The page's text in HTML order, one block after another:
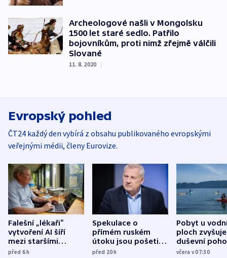
Archeologové našli v Mongolsku
1500 let staré sedlo. Patřilo
bojovníkům, proti nimž zřejmě válčili
Slované
11. 8. 2020 |
Evropský pohled
ČT24 každý den vybírá z obsahu publikovaného evropskými
veřejnými médii, členy Eurovize.
Falešní „lékaři“
vytvoření AI šíří
mezi staršími
Poláky nebezpečné
před 6h
Spekulace o
přímém ruském
útoku jsou pošetilé,
míní estonský
před 20h
Pobyt u
ploch zvyšuje
duševní
ukázala
včera v 07:30